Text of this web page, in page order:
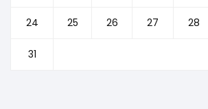
24 25 26 27 28
31